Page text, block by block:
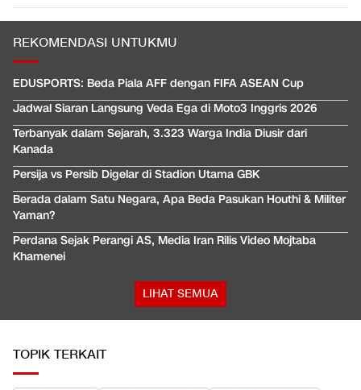
REKOMENDASI UNTUKMU
EDUSPORTS: Beda Piala AFF dengan FIFA ASEAN Cup
Jadwal Siaran Langsung Veda Ega di Moto3 Inggris 2026
Terbanyak dalam Sejarah, 3.323 Warga India Diusir dari
Kanada
Persija vs Persib Digelar di Stadion Utama GBK
Berada dalam Satu Negara, Apa Beda Pasukan Houthi & Militer
Yaman?
Perdana Sejak Perangi AS, Media Iran Rilis Video Mojtaba
Khamenei
LIHAT SEMUA
TOPIK TERKAIT